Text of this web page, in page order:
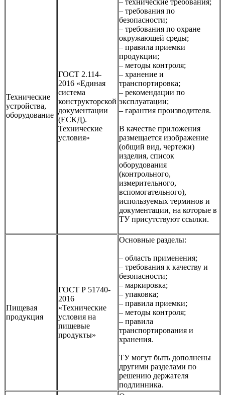
Технические
устройства,
оборудование
ГОСТ 2.114-
2016 «Единая
система
конструкторской
документации
(ЕСКД).
Технические
условия»
– требования по
безопасности;
– требования по охране
окружающей среды;
– правила приемки
продукции;
– методы контроля;
– хранение и
транспортировка;
– рекомендации по
эксплуатации;
– гарантия производителя.
В качестве приложения
размещается изображение
(общий вид, чертежи)
изделия, список
оборудования
(контрольного,
измерительного,
вспомогательного),
используемых терминов и
документации, на которые в
ТУ присутствуют ссылки.
Пищевая
продукция
ГОСТ Р 51740-
2016
«Технические
условия на
пищевые
продукты»
Основные разделы:
– область применения;
– требования к качеству и
безопасности;
– маркировка;
– упаковка;
– правила приемки;
– методы контроля;
– правила
транспортирования и
хранения.
ТУ могут быть дополнены
другими разделами по
решению держателя
подлинника.